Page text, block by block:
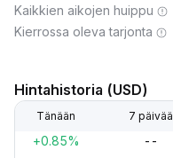
Kaikkien aikojen huippu
Kierrossa oleva tarjonta
Hintahistoria (USD)
Tänään 7 päivää
+0.85% --